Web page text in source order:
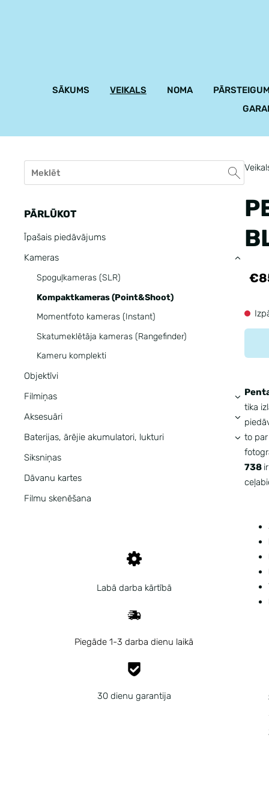
SĀKUMS VEIKALS NOMA
PĀRLŪKOT
Īpašais piedāvājums
Kameras
Spoguļkameras (SLR)
Kompaktkameras (Point&Shoot)
Momentfoto kameras (Instant)
Skatumeklētāja kameras (Rangefinder)
Kameru komplekti
›
Objektīvi
Filmiņas
›
Aksesuāri ›
Baterijas, ārējie akumulatori, lukturi ›
Siksniņas
Dāvanu kartes
Filmu skenēšana
Labā darba kārtībā
Piegāde 1-3 darba dienu laikā
30 dienu garantija
tika
to
738